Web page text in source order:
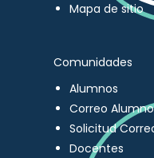
Mapa de sitio
Comunidades
Alumnos
Correo
Solicitud
Docentes